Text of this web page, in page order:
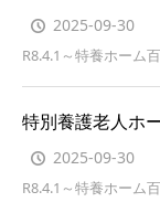
2025-09-30
R8.4.1～特養ホーム
特別養護老人ホ
2025-09-30
R8.4.1～特養ホーム